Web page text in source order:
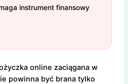
instrument finansowy
online zaciągana w
powinna być brana tylko